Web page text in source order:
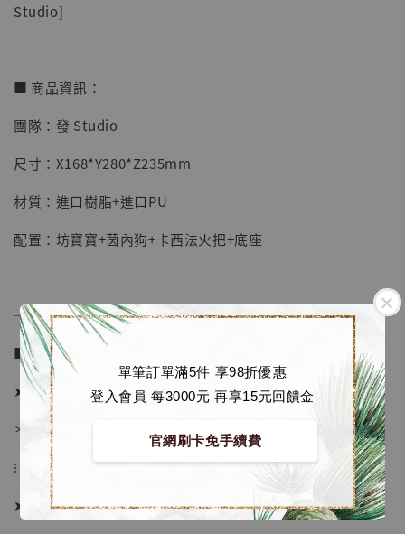
單筆訂單滿5件 享98折優惠
登入會員 每3000元 再享15元回饋金
官網刷卡免手續費
【店內現貨】七龍珠 系列蒐藏雕像 悟空 鳥山
明紀念款 [奇蹟工作室]
NT$ 5,580
Studio]
■ 商品資訊：
團隊：發 Studio
尺寸：X168*Y280*Z235mm
材質：進口樹脂+進口PU
配置：坊寶寶+茵內狗+卡西法火把+底座
──────────────
■ 販售資訊 (NT$)：
➤ 價格 3580元 (訂金1480)
＊ 國際運費另計
⁝
➤ 預購截止日：待工作室通知